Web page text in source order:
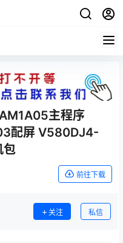
主程序
配屏 V580DJ4-
包
前往下载
关注 私信